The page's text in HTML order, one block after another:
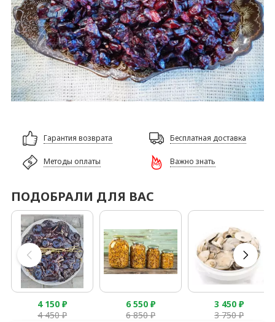
Гарантия возврата Бесплатная доставка
Методы оплаты Важно знать
ПОДОБРАЛИ ДЛЯ ВАС
4 150₽
4 450₽
6 550₽
6 850₽
3 450₽
3 750₽